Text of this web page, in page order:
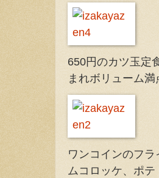
650円のカツ玉定
まれボリューム満
ワンコインのフ
ムコロッケ、ポ